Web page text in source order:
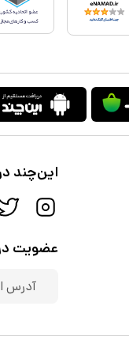
این‌چند
عضویت